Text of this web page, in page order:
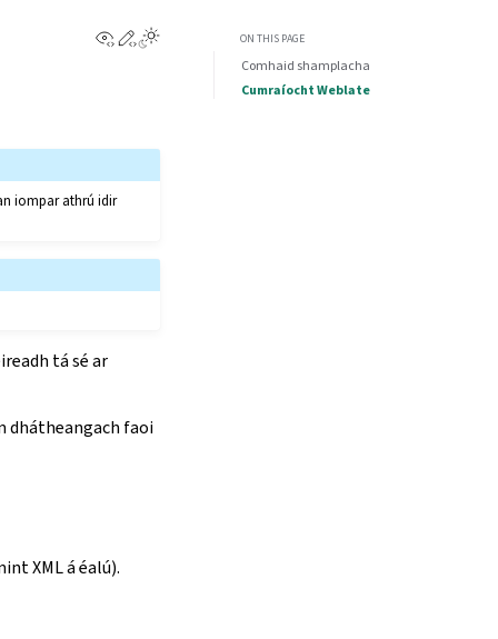
View this page
Edit this page
iompar athrú idir
tá sé ar
dhátheangach faoi
XML á éalú).
ON THIS PAGE
Comhaid shamplacha
Cumraíocht Weblate